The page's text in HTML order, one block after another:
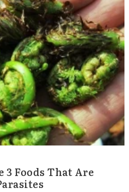
3 Foods That Are